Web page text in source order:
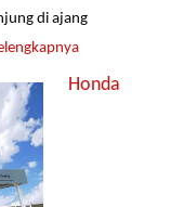
di ajang
Honda